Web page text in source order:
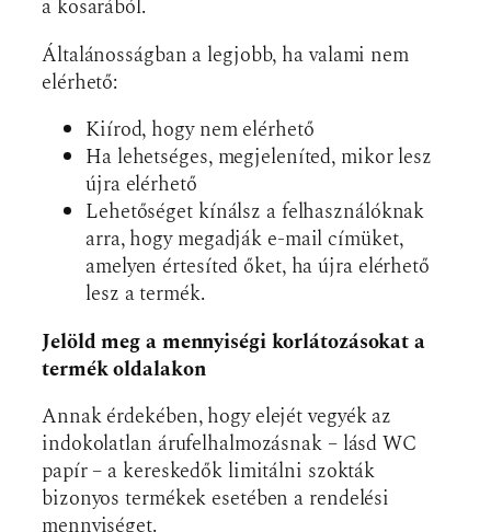
a kosarából.
Általánosságban a legjobb, ha valami nem
elérhető:
Kiírod, hogy nem elérhető
Ha lehetséges, megjeleníted, mikor lesz
újra elérhető
Lehetőséget kínálsz a felhasználóknak
arra, hogy megadják e-mail címüket,
amelyen értesíted őket, ha újra elérhető
lesz a termék.
Jelöld meg a mennyiségi korlátozásokat a
termék oldalakon
Annak érdekében, hogy elejét vegyék az
indokolatlan árufelhalmozásnak – lásd WC
papír – a kereskedők limitálni szokták
bizonyos termékek esetében a rendelési